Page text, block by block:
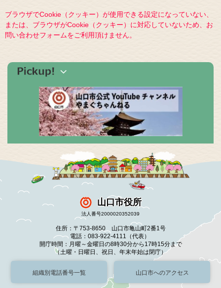
ブラウザでCookie（クッキー）が使用できる設定になっていない、
または、ブラウザがCookie（クッキー）に対応していないため、お
問い合わせフォームをご利用頂けません。
山口市役所
法人番号2000020352039
住所：〒753-8650 山口市亀山町2番1号
電話：083-922-4111（代表）
開庁時間：月曜～金曜日の8時30分から17時15分まで
（土曜・日曜日、祝日、年末年始は閉庁）
組織別電話番号一覧 山口市へのアクセス